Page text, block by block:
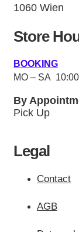
1060 Wien
Store
BOOKING
MO – SA
By
Pick Up
Legal
Contact
AGB